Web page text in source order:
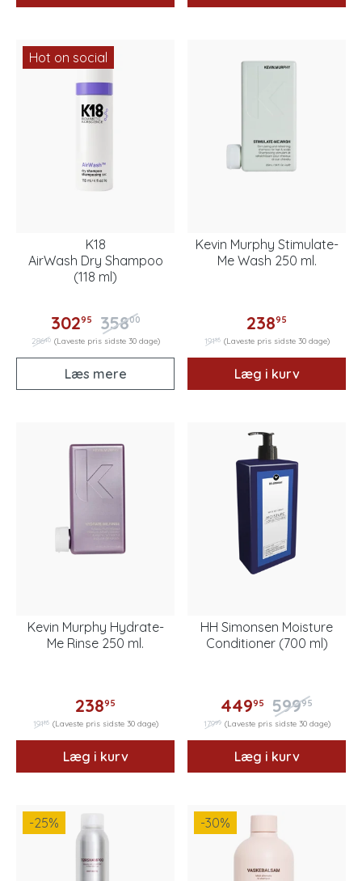
Hot on social
K18
AirWash Dry Shampoo
(118 ml)
30295 35800
28640 (Laveste pris sidste 30 dage)
Læs mere
Kevin Murphy Stimulate-
Me Wash 250 ml.
23895
19116 (Laveste pris sidste 30 dage)
Læg i kurv
Kevin Murphy Hydrate-
Me Rinse 250 ml.
23895
19116 (Laveste pris sidste 30 dage)
Læg i kurv
HH Simonsen Moisture
Conditioner (700 ml)
44995 59995
17999 (Laveste pris sidste 30 dage)
Læg i kurv
-25% -30%